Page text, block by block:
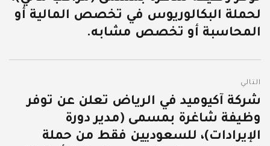
لحملة البكالوريوس في تخصص المالية أو
المحاسبة أو تخصص مشابه.
التالي
المقالة
التالية:
شركة آكيوميد في الرياض تعلن عن توفر
وظيفة شاغرة بمسمى (مدير دورة
الإيرادات)، للسعوديين فقط من حملة